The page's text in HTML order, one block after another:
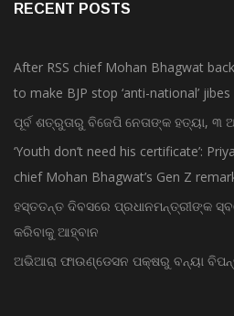
RECENT POSTS
After RSS chief Mohan Bhagwat
to make BJP stop ‘anti-national’ jibes
ପୂର୍ବ ଶତ୍ରୁତାରୁ ବିଜେପି ନେତାଙ୍କ ହତ୍ୟା,
‘Youth don’t need his certificate’:
chief Mohan Bhagwat’s Gen Z
ହସ୍ତତନ୍ତ ଦିବସରେ ପ୍ରଧାନମନ୍ତ୍ରୀଙ୍କ
କରିବାକୁ ଆହ୍ବାନ
ଅଭିଆରା ଫାଉଣ୍ଡେସନ ପକ୍ଷରୁ ବନ୍ୟା